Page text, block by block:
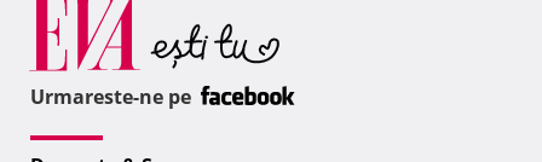
Urmareste-ne pe